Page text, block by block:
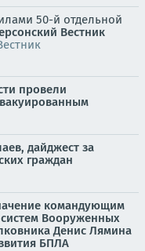
50-й отдельной
Вестник
провели
дайджест за
граждан
командующим
Вооруженных
Денис Лямина
БПЛА